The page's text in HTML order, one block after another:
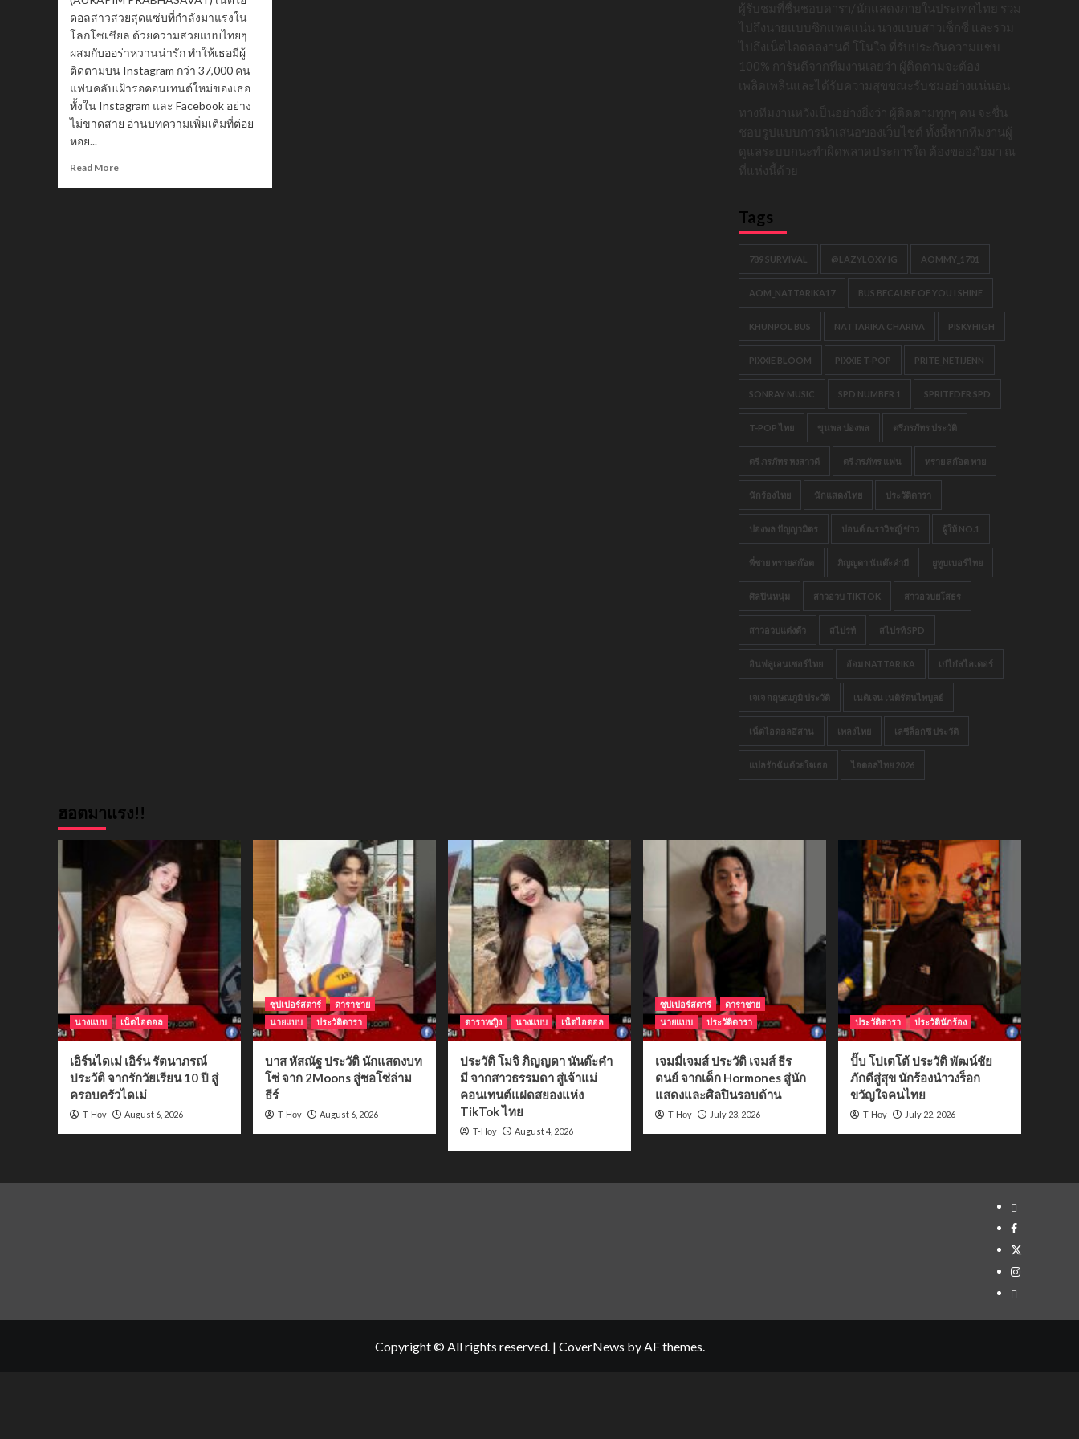
ดอลสาวสวยสุดแซ่บที่กำลังมาแรงใน
โลกโซเชียล ด้วยความสวยแบบไทยๆ
ผสมกับออร่าหวานน่ารัก ทำให้เธอมีผู้
ติดตามบน Instagram กว่า 37,000 คน
แฟนคลับเฝ้ารอคอนเทนต์ใหม่ของเธอ
ทั้งใน Instagram และ Facebook อย่าง
ไม่ขาดสาย อ่านบทความเพิ่มเติมที่ต่อย
หอย...
Read MoreRead
ผู้รับชมที่ชื่นชอบดารา/นักแสดงภายในประเทศไทย รวม
ไปถึงนายแบบซิกแพคแน่น นางแบบสาวเซ็กซี่ และรวม
ไปถึงเน็ตไอดอลงานดี โโนใจ ที่รับประกันความแซ่บ
100% การันตีจากทีมงานเลยว่า ผู้ติดตามจะต้อง
เพลิดเพลินและได้รับความสุขขณะรับชมอย่างแน่นอน
ทางทีมงานหวังเป็นอย่างยิ่งว่า ผู้ติดตามทุกๆ คน จะชื่น
ชอบรูปแบบการนำเสนอของเว็บไซต์ ทั้งนี้หากทีมงานผู้
ดูแลระบบกนะทำผิดพลาดประการใด ต้องขออภัยมา ณ
ที่แห่งนี้ด้วย
Tags
789 SURVIVAL @LAZYLOXY IG AOMMY_1701
AOM_NATTARIKA17 BUS BECAUSE OF YOU I SHINE
KHUNPOL BUS NATTARIKA CHARIYA PISKYHIGH
PIXXIE BLOOM PIXXIE T-POP PRITE_NETIJENN
SONRAY MUSIC SPD NUMBER 1 SPRITEDER SPD
T-POP ไทย ขุนพล ปองพล ตรีภรภัทร ประวัติ
ตรี ภรภัทร หงสาวดี ตรี ภรภัทร แฟน ทราย สก๊อต พาย
นักร้องไทย นักแสดงไทย ประวัติดารา
ปองพล ปัญญามิตร ปอนด์ ณราวิชญ์ ข่าว ผู้ให้ NO.1
พี่ชาย ทรายสก๊อต ภิญญดา นันต๊ะคำมี ยูทูบเบอร์ไทย
ศิลปินหนุ่ม สาวอวบ TIKTOK สาวอวบยโสธร
สาวอวบแต่งตัว สไปรท์ สไปรท์ SPD
อินฟลูเอนเซอร์ไทย อ้อม NATTARIKA เก๋ไก๋สไลเดอร์
เจเจ กฤษณภูมิ ประวัติ เนติเจน เนติรัตนไพบูลย์
เน็ตไอดอลอีสาน เพลงไทย เลซีล็อกซี ประวัติ
แปลรักฉันด้วยใจเธอ ไอดอลไทย 2026
ฮอตมาแรง!!
นางแบบ เน็ตไอดอล
เอิร์นไดเม่ เอิร์น รัตนาภรณ์
ประวัติ จากรักวัยเรียน 10 ปี สู่
ครอบครัวไดเม่
T-Hoy August 6, 2026
ซุปเปอร์สตาร์
ดาราชาย
นายแบบ
ประวัติดารา
บาส หัสณัฐ ประวัติ นักแสดงบท
โซ่ จาก 2Moons สู่ซอโซ่ล่าม
ธีร์
T-Hoy August 6, 2026
ดาราหญิง นางแบบ เน็ตไอดอล
ประวัติ โมจิ ภิญญดา นันต๊ะคำ
มี จากสาวธรรมดา สู่เจ้าแม่
คอนเทนต์แฝดสยองแห่ง
TikTok ไทย
T-Hoy August 4, 2026
ซุปเปอร์สตาร์
ดาราชาย
นายแบบ
ประวัติดารา
เจมมี่เจมส์ ประวัติ เจมส์ ธีร
ดนย์ จากเด็ก Hormones สู่นัก
แสดงและศิลปินรอบด้าน
T-Hoy July 23, 2026
ประวัติดารา ประวัตินักร้อง
ปั๊บ โปเตโต้ ประวัติ พัฒน์ชัย
ภักดีสู่สุข นักร้องนำวงร็อก
ขวัญใจคนไทย
T-Hoy July 22, 2026
Yelp
Facebook
Twitter
Instagram
Email
Copyright © All rights reserved. | CoverNews by AF themes.